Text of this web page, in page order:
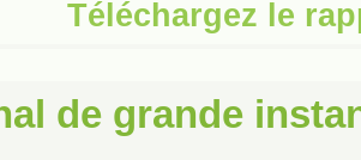
de grande